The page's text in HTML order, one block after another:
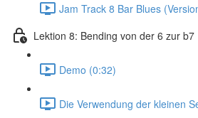
Jam Track 8 Bar Blues
Lektion 8: Bending von der 6 zur b7
Demo (0:32)
Die Verwendung der kleinen